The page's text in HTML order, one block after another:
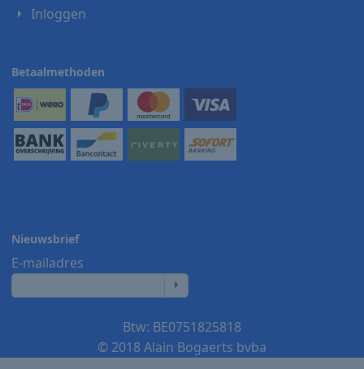
Inloggen
Betaalmethoden
Nieuwsbrief
E-mailadres
Btw: BE0751825818
© 2018 Alain Bogaerts bvba